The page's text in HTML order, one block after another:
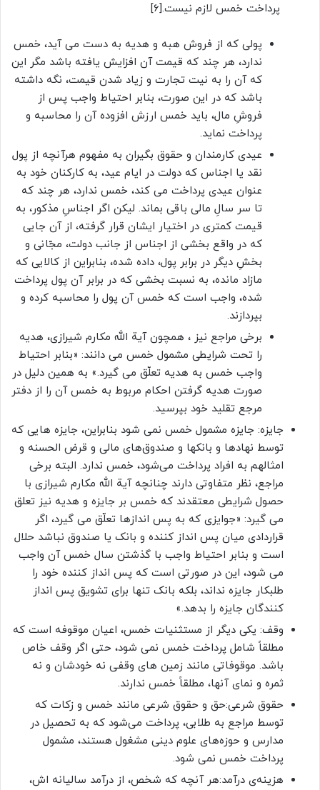
پرداخت خمس لازم نیست.[6]
پولی که از فروش هبه و هدیه به دست می آید، خمس
ندارد، هر چند که قیمت آن افزایش یافته باشد مگر این
که آن را به نیت تجارت و زیاد شدن قیمت، نگه داشته
باشد که در این صورت، بنابر احتیاط واجب پس از
فروشِ مال، باید خمس ارزش افزوده آن را محاسبه و
پرداخت نماید.
عیدی کارمندان و حقوق بگیران به مفهوم هرآنچه از پول
نقد یا اجناس که دولت در ایام عید، به کارکنان خود به
عنوان عیدی پرداخت می کند، خمس ندارد، هر چند که
تا سر سالِ مالی باقی بماند. لیکن اگر اجناسِ مذکور، به
قیمت کمتری در اختیار ایشان قرار گرفته، از آن جایی
که در واقع بخشی از اجناس از جانب دولت، مجّانی و
بخشِ دیگر در برابر پول، داده شده، بنابراین از کالایی که
مازاد مانده، به نسبت بخشی که در برابر آن پول پرداخت
شده، واجب است که خمس آن پول را محاسبه کرده و
بپردازند.
برخی مراجع نیز ، همچون آیة الله مکارم شیرازی، هدیه
را تحت شرایطی مشمول خمس می دانند: «بنابر احتیاط
واجب خمس به هدیه تعلّق مى گیرد.» به همین دلیل در
صورت هدیه گرفتن احکام مربوط به خمس آن را از دفتر
مرجع تقلید خود بپرسید.
جایزه: جایزه‌ مشمول خمس نمی شود بنابراین، جایزه هایی که
توسط نهادها و بانکها و صندوق‌های مالی و قرض الحسنه و
امثالهم به افراد پرداخت می‌شود، خمس ندارد. البته برخی
مراجع، نظر متفاوتی دارند چنانچه آیة الله مکارم شیرازی با
حصول شرایطی معتقدند که خمس بر جایزه و هدیه نیز تعلق
می گیرد: «جوایزى که به پس اندازها تعلّق مى گیرد، اگر
قراردادى میان پس انداز کننده و بانک یا صندوق نباشد حلال
است و بنابر احتیاط واجب با گذشتن سال خمس آن واجب
مى شود، این در صورتى است که پس انداز کننده خود را
طلبکار جایزه نداند، بلکه بانک تنها براى تشویق پس انداز
کنندگان جایزه را بدهد.»
وقف: یکی دیگر از مستثنیات خمس، اعیان موقوفه است که
مطلقاً شامل پرداخت خمس نمی شود، حتی اگر وقف خاص
باشد. موقوفاتی مانند زمین های وقفی نه خودشان و نه
ثمره و نمای آنها، مطلقاً خمس ندارند.
حقوق شرعی:حق و حقوق شرعی مانند خمس و زکات که
توسط مراجع به طلابی، پرداخت می‌شود که به تحصیل در
مدارس و حوزه‌های علوم دینی مشغول هستند، مشمول
پرداخت خمس نمی شود.
هزینه‌ی درآمد:هر آنچه که شخص، از درآمد سالیانه اش،